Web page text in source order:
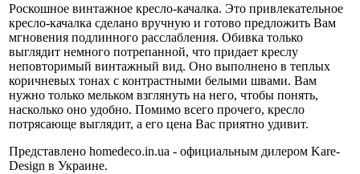
Роскошное винтажное кресло-качалка. Это привлекательное
кресло-качалка сделано вручную и готово предложить Вам
мгновения подлинного расслабления. Обивка только
выглядит немного потрепанной, что придает креслу
неповторимый винтажный вид. Оно выполнено в теплых
коричневых тонах с контрастными белыми швами. Вам
нужно только мельком взглянуть на него, чтобы понять,
насколько оно удобно. Помимо всего прочего, кресло
потрясающе выглядит, а его цена Вас приятно удивит.
Представлено homedeco.in.ua - официальным дилером Kare-
Design в Украине.